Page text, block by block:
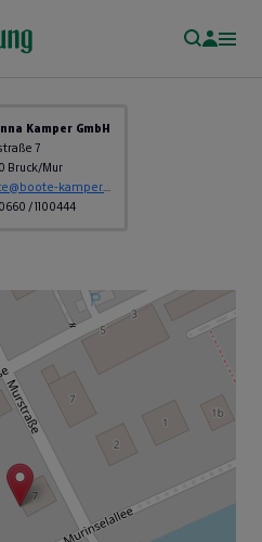
Kamper GmbH
7
Bruck/Mur
/ 1100444